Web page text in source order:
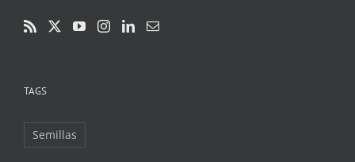
TAGS
Semillas